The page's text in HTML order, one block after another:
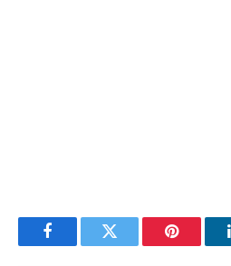
FacebookTwitter Pinterest